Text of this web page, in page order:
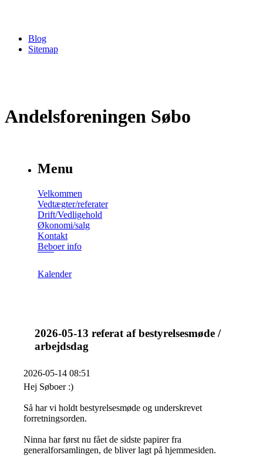
Blog
Sitemap
Andelsforeningen Søbo
Menu
Velkommen
Vedtægter/referater
Drift/Vedligehold
Økonomi/salg
Kontakt
Beboer info
Kalender
2026-05-13 referat af bestyrelsesmøde /
arbejdsdag
2026-05-14 08:51
Hej Søboer :)
Så har vi holdt bestyrelsesmøde og underskrevet
forretningsorden.
Ninna har først nu fået de sidste papirer fra
generalforsamlingen, de bliver lagt på hjemmesiden.